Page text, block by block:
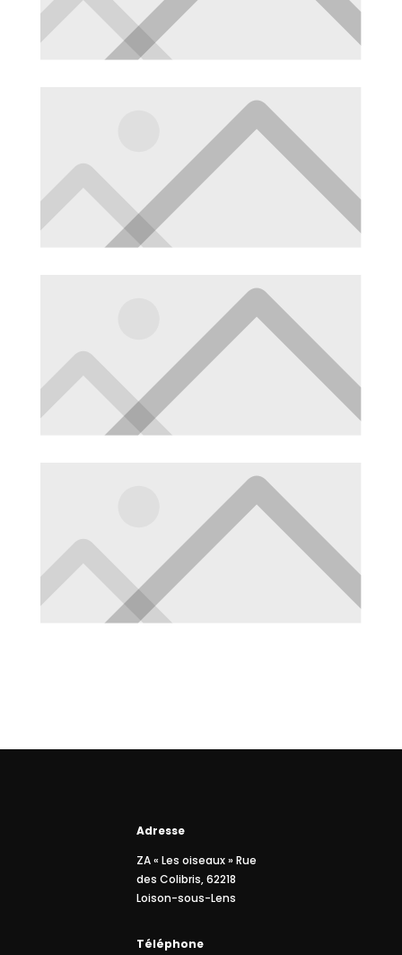
Adresse
ZA « Les oiseaux » Rue
des Colibris, 62218
Loison-sous-Lens
Téléphone